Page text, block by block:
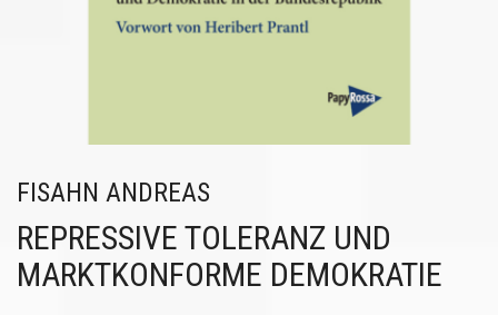
FISAHN ANDREAS
REPRESSIVE TOLERANZ UND
MARKTKONFORME DEMOKRATIE